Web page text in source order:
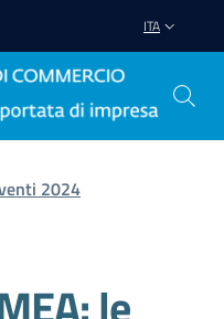
ITA
2024